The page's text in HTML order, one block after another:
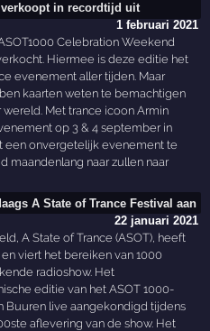
verkoopt in recordtijd uit
1 februari 2021
Celebration Weekend
Hiermee is deze editie het
evenement aller tijden. Maar
kaarten weten te bemachtigen
Met trance icoon Armin
op 3 & 4 september in
een onvergetelijk evenement te
maandenlang naar zullen naar
A State of Trance Festival aan
22 januari 2021
A State of Trance (ASOT), heeft
viert het bereiken van 1000
radioshow. Het
editie van het ASOT 1000-
Buuren live aangekondigd tijdens
aflevering van de show. Het